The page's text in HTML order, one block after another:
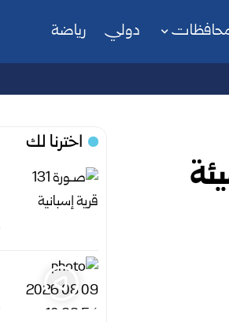
دولي رياضة
اخترنا لك